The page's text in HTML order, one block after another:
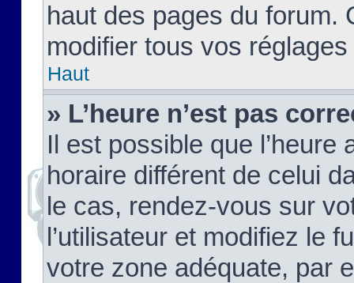
haut des pages du forum.
modifier tous vos
Haut
» L’heure n’est pas
Il est possible que
horaire différent de celui
le cas, rendez-vous sur
l’utilisateur et modifiez le
votre zone adéquate, par